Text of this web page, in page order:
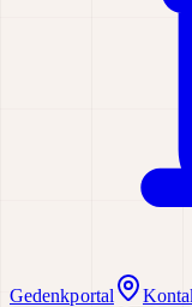
Gedenkportal